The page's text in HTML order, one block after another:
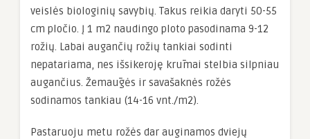
veislės biologinių savybių. Takus reikia daryti 50-55
cm pločio. Į 1 m2 naudingo ploto pasodinama 9-12
rožių. Labai augančių rožių tankiai sodinti
nepatariama, nes išsikeroję krūmai stelbia silpniau
augančius. Žemaūgės ir savašaknės rožės
sodinamos tankiau (14-16 vnt./m2).
Pastaruoju metu rožės dar auginamos dviejų